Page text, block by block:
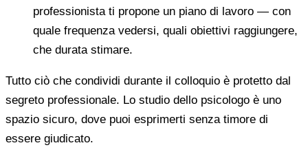
professionista ti propone un piano di lavoro — con
quale frequenza vedersi, quali obiettivi raggiungere,
che durata stimare.
Tutto ciò che condividi durante il colloquio è protetto dal
segreto professionale. Lo studio dello psicologo è uno
spazio sicuro, dove puoi esprimerti senza timore di
essere giudicato.